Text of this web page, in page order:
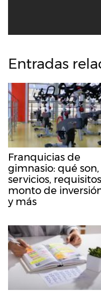
Entradas
Franquicias de
gimnasio: qué son,
servicios,
monto de
y más